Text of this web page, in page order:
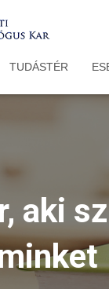
TUDÁSTÉR
aki